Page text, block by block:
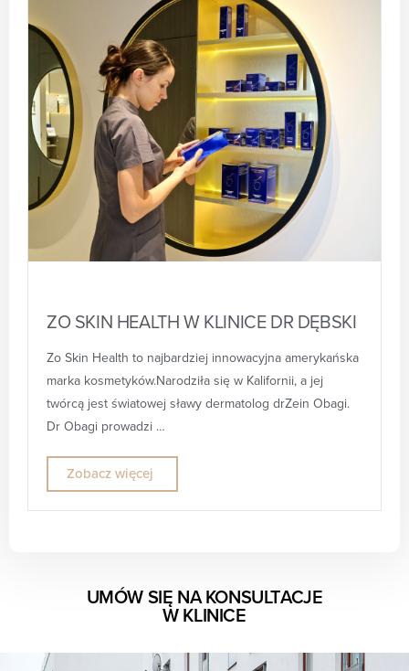
ZO SKIN HEALTH W KLINICE DR DĘBSKI
Zo Skin Health to najbardziej innowacyjna amerykańska
marka kosmetyków.Narodziła się w Kalifornii, a jej
twórcą jest światowej sławy dermatolog drZein Obagi.
Dr Obagi prowadzi …
Zobacz więcej
UMÓW SIĘ NA KONSULTACJE
W KLINICE